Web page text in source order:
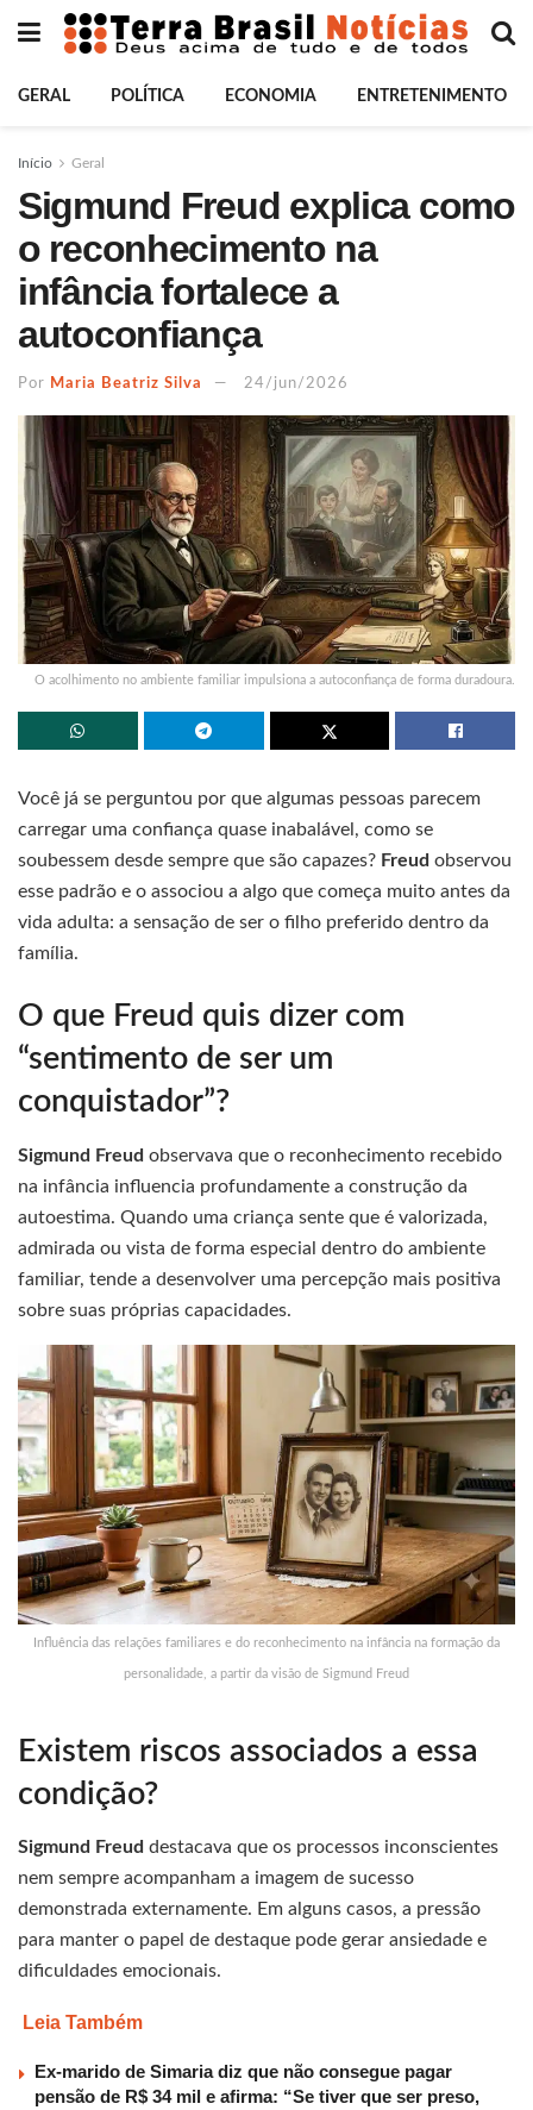
GERAL POLÍTICA ECONOMIA ENTRETENIMENTO
Início Geral
Sigmund Freud explica como
o reconhecimento na
infância fortalece a
autoconfiança
Por Maria Beatriz Silva 24/jun/2026
O acolhimento no ambiente familiar impulsiona a autoconfiança de forma duradoura.
Você já se perguntou por que algumas pessoas parecem
carregar uma confiança quase inabalável, como se
soubessem desde sempre que são capazes? Freud observou
esse padrão e o associou a algo que começa muito antes da
vida adulta: a sensação de ser o filho preferido dentro da
família.
O que Freud quis dizer com
“sentimento de ser um
conquistador”?
Sigmund Freud observava que o reconhecimento recebido
na infância influencia profundamente a construção da
autoestima. Quando uma criança sente que é valorizada,
admirada ou vista de forma especial dentro do ambiente
familiar, tende a desenvolver uma percepção mais positiva
sobre suas próprias capacidades.
Influência das relações familiares e do reconhecimento na infância na formação da
personalidade, a partir da visão de Sigmund Freud
Existem riscos associados a essa
condição?
Sigmund Freud destacava que os processos inconscientes
nem sempre acompanham a imagem de sucesso
demonstrada externamente. Em alguns casos, a pressão
para manter o papel de destaque pode gerar ansiedade e
dificuldades emocionais.
Leia Também
Ex-marido de Simaria diz que não consegue pagar
pensão de R$ 34 mil e afirma: “Se tiver que ser preso,